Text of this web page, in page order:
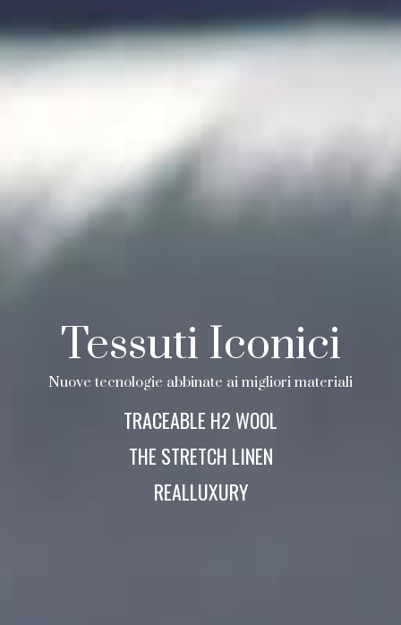
Tessuti Iconici
Nuove tecnologie abbinate ai migliori materiali
TRACEABLE H2 WOOL
THE STRETCH LINEN
REALLUXURY